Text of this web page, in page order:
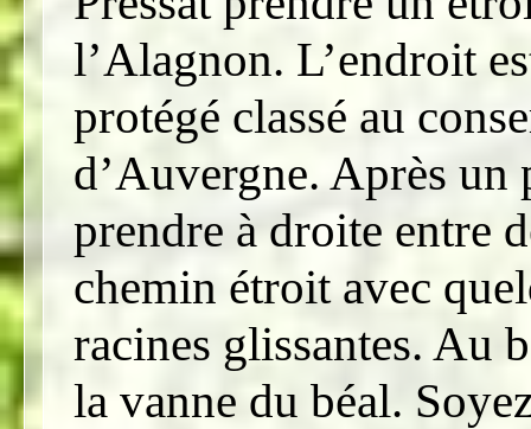
l’Alagnon. L’endroit
protégé classé au
d’Auvergne. Après un
prendre à droite entre
chemin étroit avec
racines glissantes. Au
la vanne du béal.